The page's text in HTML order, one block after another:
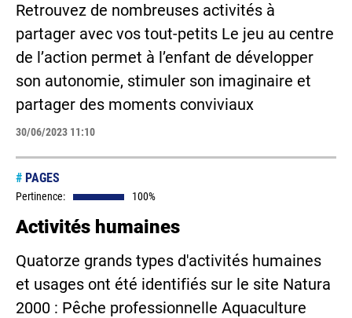
Retrouvez de nombreuses activités à
partager avec vos tout-petits Le jeu au centre
de l’action permet à l’enfant de développer
son autonomie, stimuler son imaginaire et
partager des moments conviviaux
30/06/2023 11:10
# PAGES
Pertinence: 100%
Activités humaines
Quatorze grands types d'activités humaines
et usages ont été identifiés sur le site Natura
2000 : Pêche professionnelle Aquaculture